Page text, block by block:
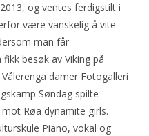
og ventes ferdigstilt i
være vanskelig å vite
man får
besøk av Viking på
damer Fotogalleri
Søndag spilte
Røa dynamite girls.
Piano, vokal og